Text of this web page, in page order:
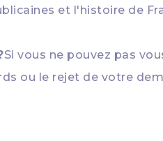
et l'histoire de
Si vous ne pouvez pas
ou le rejet de votre